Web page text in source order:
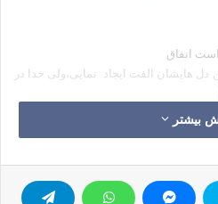
انفاق
دل هایشان الفت ایجاد
نمایی،ولی خدا در
بیشتر